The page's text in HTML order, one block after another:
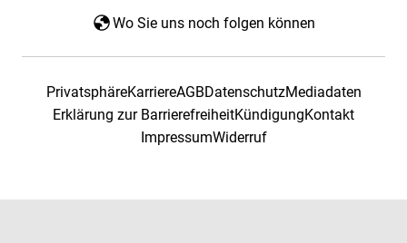
Wo Sie uns noch folgen können
PrivatsphäreKarriereAGBDatenschutzMediadaten
Erklärung zur BarrierefreiheitKündigungKontakt
ImpressumWiderruf